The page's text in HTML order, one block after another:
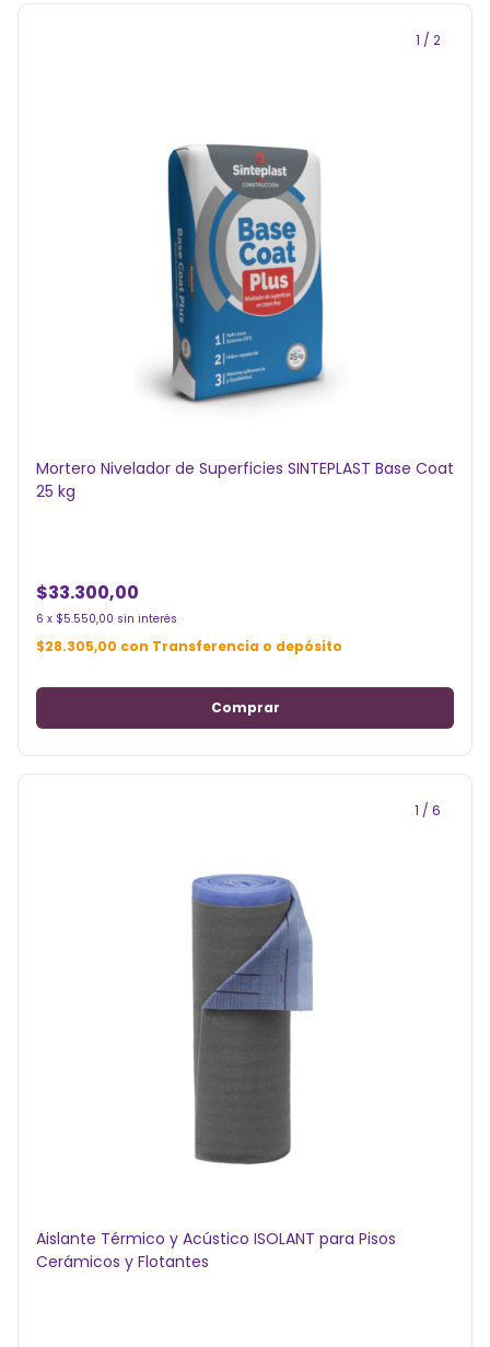
1 / 2
Mortero Nivelador de Superficies SINTEPLAST Base Coat
25 kg
$33.300,00
6 x $5.550,00 sin interés
$28.305,00 con Transferencia o depósito
1 / 6
Aislante Térmico y Acústico ISOLANT para Pisos
Cerámicos y Flotantes